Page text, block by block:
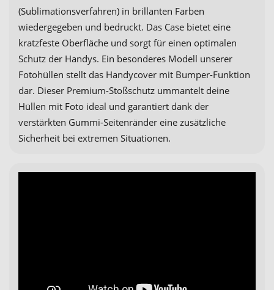
(Sublimationsverfahren) in brillanten Farben
wiedergegeben und bedruckt. Das Case bietet eine
kratzfeste Oberfläche und sorgt für einen optimalen
Schutz der Handys. Ein besonderes Modell unserer
Fotohüllen stellt das Handycover mit Bumper-Funktion
dar. Dieser Premium-Stoßschutz ummantelt deine
Hüllen mit Foto ideal und garantiert dank der
verstärkten Gummi-Seitenränder eine zusätzliche
Sicherheit bei extremen Situationen.